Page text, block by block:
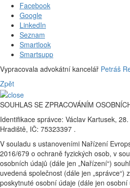
Facebook
Google
LinkedIn
Seznam
Smartlook
Smartsupp
Vypracovala advokátní kancelář Petráš
Zpět
SOUHLAS SE ZPRACOVÁNÍM
Identifikace správce: Václav Kartusek,
Hradiště, IČ: 75323397 .
V souladu s ustanoveními Nařízení
2016/679 o ochraně fyzických osob, v
osobních údajů (dále jen „Nařízení“)
uvedená společnost (dále jen „správce“)
poskytnuté osobní údaje (dále jen osobní